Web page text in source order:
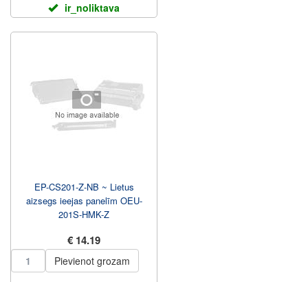
ir_noliktava
EP-CS201-Z-NB ~ Lietus
aizsegs ieejas panelīm OEU-
201S-HMK-Z
€ 14.19
Pievienot grozam